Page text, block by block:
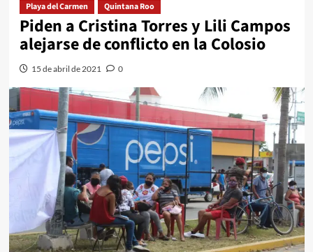
Playa del Carmen Quintana Roo
Piden a Cristina Torres y Lili Campos
alejarse de conflicto en la Colosio
15 de abril de 2021 0